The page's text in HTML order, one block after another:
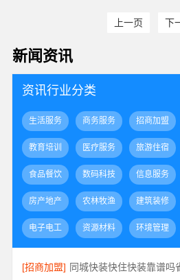
上一页 下
新闻资讯
资讯行业分类
生活服务 商务服务 招商加盟
教育培训 医疗服务 旅游住宿
食品餐饮 数码科技 信息服务
房产地产 农林牧渔 建筑装修
电子电工 资源材料 环境管理
[招商加盟] 同城快装快住快装靠谱吗